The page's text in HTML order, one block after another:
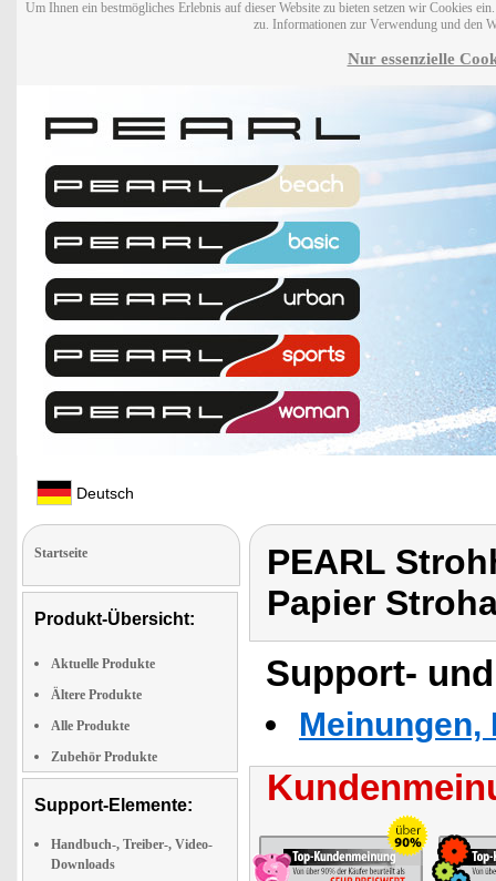
Um Ihnen ein bestmögliches Erlebnis auf dieser Website zu bieten setzen wir Cookies
zu. Informationen zur Verwendung und den
Nur essenzielle
Deutsch
Startseite
Produkt-Übersicht:
Aktuelle Produkte
Ältere Produkte
Alle Produkte
Zubehör Produkte
Support-Elemente:
Handbuch-, Treiber-, Video-
Downloads
PEARL
Papier
Support-